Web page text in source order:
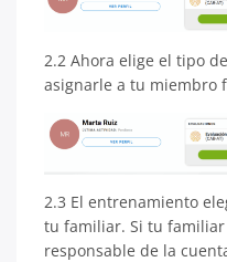
2.2 Ahora elige el tipo
asignarle a tu miembro
2.3 El entrenamiento
tu familiar. Si tu
responsable de la